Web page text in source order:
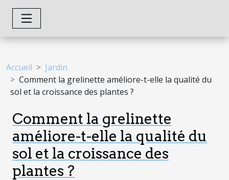
Accueil
Jardin
Comment la grelinette améliore-t-elle la qualité du
sol et la croissance des plantes ?
Comment la grelinette
améliore-t-elle la qualité du
sol et la croissance des
plantes ?